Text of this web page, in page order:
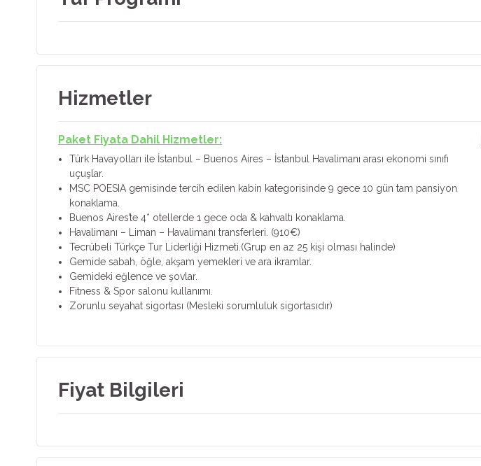
Hizmetler
Paket Fiyata Dahil Hizmetler:
Türk Havayolları ile İstanbul – Buenos Aires – İstanbul Havalimanı arası ekonomi sınıfı
uçuşlar.
MSC POESIA gemisinde tercih edilen kabin kategorisinde 9 gece 10 gün tam pansiyon
konaklama.
Buenos Aires’te 4* otellerde 1 gece oda & kahvaltı konaklama.
Havalimanı – Liman – Havalimanı transferleri. (910€)
Tecrübeli Türkçe Tur Liderliği Hizmeti.(Grup en az 25 kişi olması halinde)
Gemide sabah, öğle, akşam yemekleri ve ara ikramlar.
Gemideki eğlence ve şovlar.
Fitness & Spor salonu kullanımı.
Zorunlu seyahat sigortası (Mesleki sorumluluk sigortasıdır)
Fiyat Bilgileri